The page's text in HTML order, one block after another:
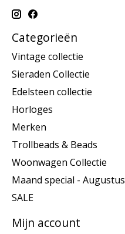
Categorieën
Vintage collectie
Sieraden Collectie
Edelsteen collectie
Horloges
Merken
Trollbeads & Beads
Woonwagen Collectie
Maand special - Augustus
SALE
Mijn account